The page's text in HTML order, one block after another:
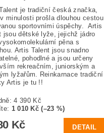
je tradiční česká značka,
minulosti prošla dlouhou cestou
sportovními úspěchy. Artis
jsou dětské lyže, jejichž jádro
pěna s
Artis Talent jsou snadno
pohodlné a jsou určeny
rekreačním, juniorským a
lyžařům. Reinkarnace tradiční
Artis je tu !!
4 390 Kč
: 1 010 Kč (–23 %)
Kč DETAIL